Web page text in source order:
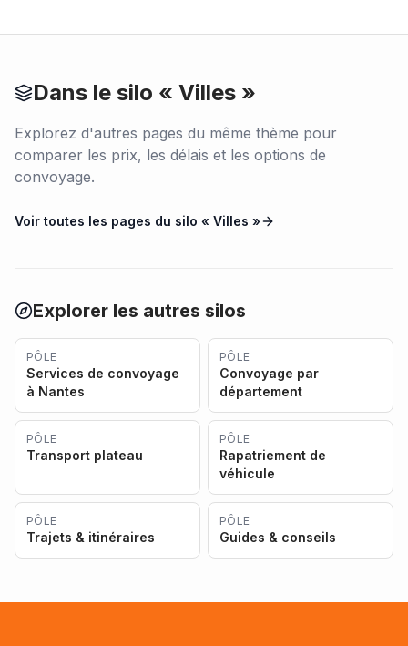
Dans le silo « Villes »
Explorez d'autres pages du même thème pour
comparer les prix, les délais et les options de
convoyage.
Voir toutes les pages du silo « Villes »
Explorer les autres silos
PÔLE
Services de convoyage
à Nantes
PÔLE
Convoyage par
département
PÔLE
Transport plateau
PÔLE
Rapatriement de
véhicule
PÔLE
Trajets & itinéraires
PÔLE
Guides & conseils